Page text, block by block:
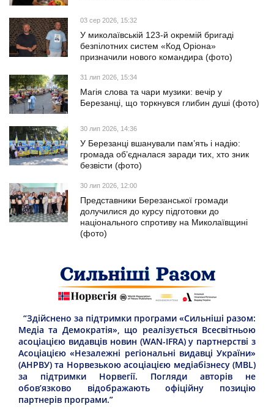
03 сер 2026, 15:32
У миколаївській 123-й окремій бригаді
безпілотних систем «Код Оріона»
призначили нового командира (фото)
31 лип 2026, 15:34
Магія слова та чари музики: вечір у
Березанці, що торкнувся глибин душі (фото)
30 лип 2026, 14:36
У Березанці вшанували пам’ять і надію:
громада об’єдналася заради тих, хто зник
безвісти (фото)
30 лип 2026, 12:00
Представники Березанської громади
долучилися до курсу підготовки до
національного спротиву на Миколаївщині
(фото)
“Здійснено за підтримки програми «Сильніші разом:
Медіа та Демократія», що реалізується Всесвітньою
асоціацією видавців новин (WAN-IFRA) у партнерстві з
Асоціацією «Незалежні регіональні видавці України»
(АНРВУ) та Норвезькою асоціацією медіабізнесу (MBL)
за підтримки Норвегії. Погляди авторів не
обов’язково відображають офіційну позицію
партнерів програми.”